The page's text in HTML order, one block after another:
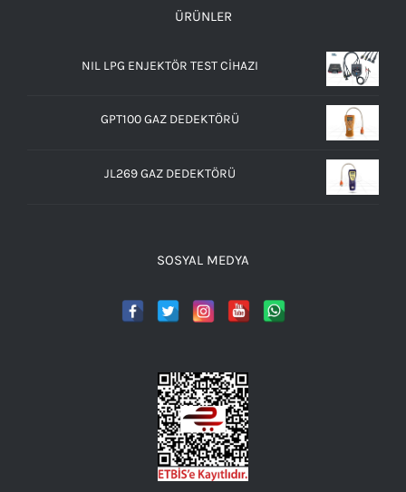
ÜRÜNLER
NIL LPG ENJEKTÖR TEST CİHAZI
GPT100 GAZ DEDEKTÖRÜ
JL269 GAZ DEDEKTÖRÜ
SOSYAL MEDYA